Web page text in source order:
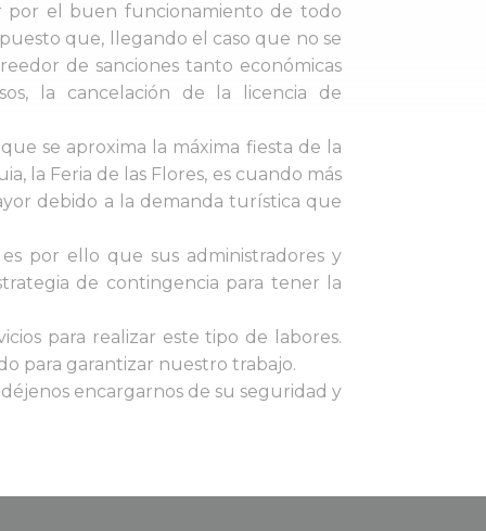
por el buen funcionamiento de todo
que, llegando el caso que no se
de sanciones tanto económicas
la cancelación de la licencia de
se aproxima la máxima fiesta de la
la Feria de las Flores, es cuando más
debido a la demanda turística que
por ello que sus administradores y
de contingencia para tener la
para realizar este tipo de labores.
para garantizar nuestro trabajo.
encargarnos de su seguridad y